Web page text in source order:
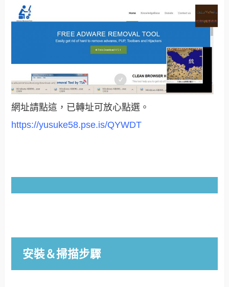
網址請點這，已轉址可放心點選。
https://yusuke58.pse.is/QYWDT
安裝＆掃描步驟